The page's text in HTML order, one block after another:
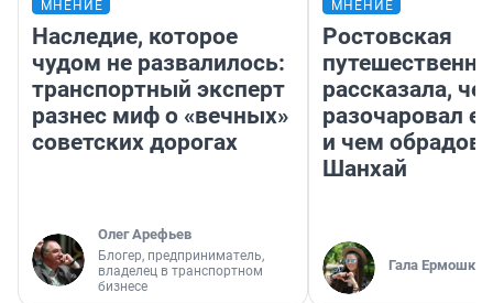
МНЕНИЕ
Наследие, которое
чудом не развалилось:
транспортный эксперт
разнес миф о «вечных»
советских дорогах
Олег Арефьев
Блогер, предприниматель,
владелец в транспортном
бизнесе
МНЕНИЕ
Ростовская
рассказала,
разочаровал
и чем
Шанхай
Гала